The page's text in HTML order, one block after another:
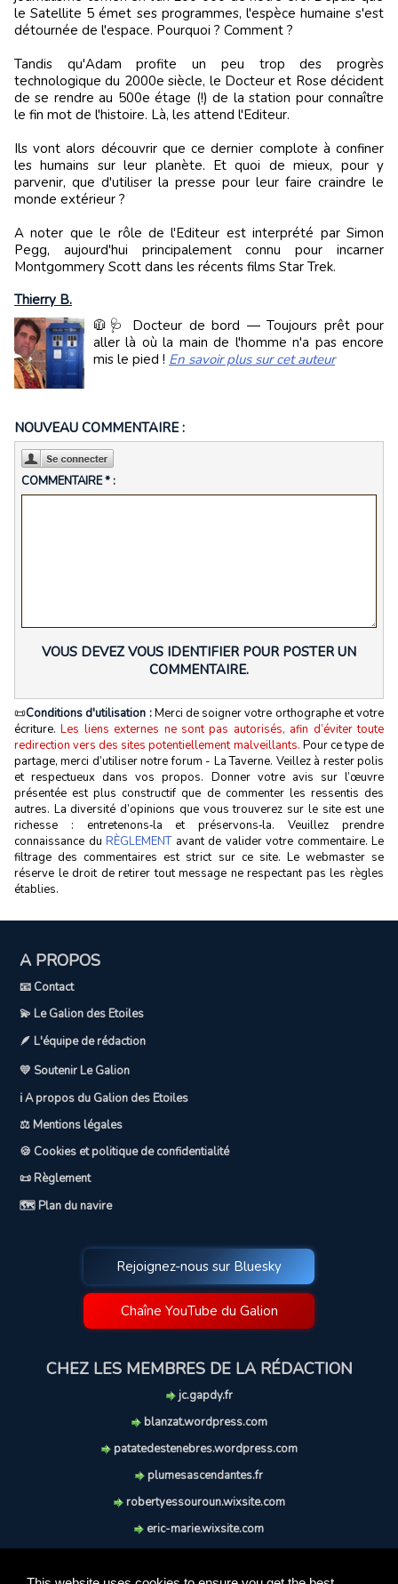
le Satellite 5 émet ses programmes, l'espèce humaine s'est
détournée de l'espace. Pourquoi ? Comment ?
Tandis qu'Adam profite un peu trop des progrès
technologique du 2000e siècle, le Docteur et Rose décident
de se rendre au 500e étage (!) de la station pour connaître
le fin mot de l'histoire. Là, les attend l'Editeur.
Ils vont alors découvrir que ce dernier complote à confiner
les humains sur leur planète. Et quoi de mieux, pour y
parvenir, que d'utiliser la presse pour leur faire craindre le
monde extérieur ?
A noter que le rôle de l'Editeur est interprété par Simon
Pegg, aujourd'hui principalement connu pour incarner
Montgommery Scott dans les récents films Star Trek.
Thierry B.
🧥🩺 Docteur de bord — Toujours prêt pour
aller là où la main de l'homme n'a pas encore
mis le pied ! En savoir plus sur cet auteur
NOUVEAU COMMENTAIRE :
COMMENTAIRE * :
VOUS DEVEZ VOUS IDENTIFIER POUR POSTER UN
COMMENTAIRE.
📜Conditions d'utilisation :Merci de soigner votre orthographe et votre
écriture.Les liens externes ne sont pas autorisés, afin d’éviter toute
redirection vers des sites potentiellement malveillants. Pour ce type de
partage, merci d’utiliser notre forum - La Taverne. Veillez à rester polis
et respectueux dans vos propos. Donner votre avis sur l’œuvre
présentée est plus constructif que de commenter les ressentis des
autres. La diversité d’opinions que vous trouverez sur le site est une
richesse : entretenons‑la et préservons‑la. Veuillez prendre
connaissance du RÈGLEMENTavant de valider votre commentaire. Le
filtrage des commentaires est strict sur ce site. Le webmaster se
réserve le droit de retirer tout message ne respectant pas les règles
établies.
A PROPOS
📧 Contact
💫 Le Galion des Etoiles
🪶 L'équipe de rédaction
💛 Soutenir Le Galion
ℹ️ A propos du Galion des Etoiles
⚖️ Mentions légales
🍪 Cookies et politique de confidentialité
📜 Règlement
🗺️ Plan du navire
Rejoignez-nous sur Bluesky
Chaîne YouTube du Galion
CHEZ LES MEMBRES DE LA RÉDACTION
jc.gapdy.fr
blanzat.wordpress.com
patatedestenebres.wordpress.com
plumesascendantes.fr
robertyessouroun.wixsite.com
eric-marie.wixsite.com